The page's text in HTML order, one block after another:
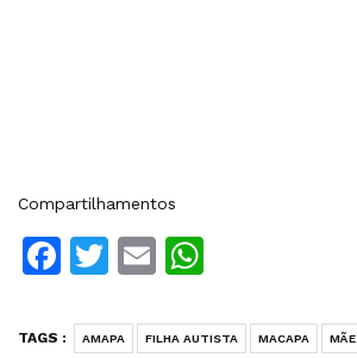
Compartilhamentos
Facebook
Twitter
Email
TAGS : AMAPA FILHA AUTISTA MACAPA MÃE